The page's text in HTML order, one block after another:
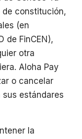
de constitución,
(en
de FinCEN),
otra
Aloha Pay
o cancelar
estándares
la